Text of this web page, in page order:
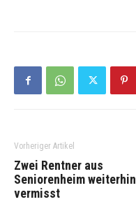
Vorheriger Artikel
Zwei Rentner aus
Seniorenheim weiterhin
vermisst